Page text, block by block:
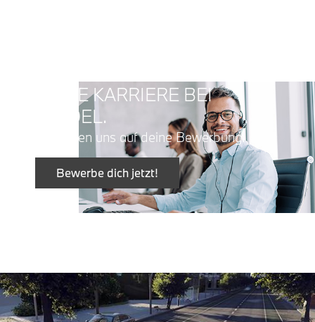
DEINE KARRIERE BEI
STADEL.
Wir freuen uns auf deine Bewerbung.
Bewerbe dich jetzt!